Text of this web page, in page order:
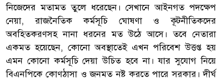
নিজেদের মতামত তুলে ধরেছেন। সেখানে আইনগত পদক্ষেপ
নেয়া, রাজনৈতিক কর্মসূচি ঘোষণা ও কূটনীতিকদের
অবহিতকরণসহ নানা ধরনের মত উঠে আসে। তবে নেতারা
একমত হয়েছেন, কোনো অবস্থাতেই এখন পরিবেশ উত্তপ্ত হয়
এমন কোনো কর্মসূচি দেয়া উচিত হবে না। যার সুযোগ নিয়ে
বিএনপিকে কোণঠাসা ও জনমত নষ্ট করতে পারে সরকার। দীর্ঘ